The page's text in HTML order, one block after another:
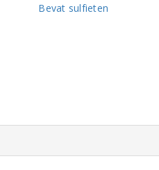
Bevat sulfieten